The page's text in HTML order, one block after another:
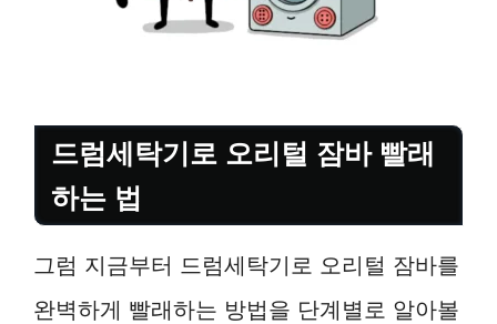
드럼세탁기로 오리털 잠바 빨래
하는 법
그럼 지금부터 드럼세탁기로 오리털 잠바를
완벽하게 빨래하는 방법을 단계별로 알아볼